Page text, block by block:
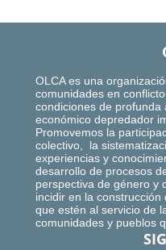
OLCA es una
comunidades en
condiciones de
económico depredador
Promovemos la
colectivo, la
experiencias y
desarrollo de procesos
perspectiva de género y
incidir en la
que estén al servicio de
comunidades y pueblos